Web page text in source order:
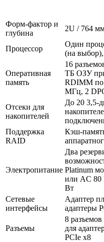
Форм-фактор и
глубина
2U / 764
Процессор
Один
(на
Оперативная
память
16
ТБ ОЗУ
RDIMM по
МГц, 2
Отсеки для
накопителей
До 20 3,5-
Поддержка
RAID
Кэш-
Электропитание
Два
Platinum
или AC 80
Вт
Сетевые
интерфейсы
Адаптер
адаптеры
Разъемы
8
для
PCIe x8